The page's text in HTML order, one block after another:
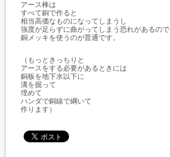
アース棒は
すべて銅で作ると
相当高価なものになってしまうし
強度が足らずに曲がってしまう恐れがあるので
銅メッキを使うのが普通です。
（もっときっちりと
アースをする必要があるときには
銅板を地下水以下に
溝を掘って
埋めて
ハンダで銅線で綱いて
作ります）